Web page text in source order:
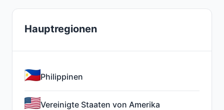
Hauptregionen
Philippinen
Vereinigte Staaten von Amerika